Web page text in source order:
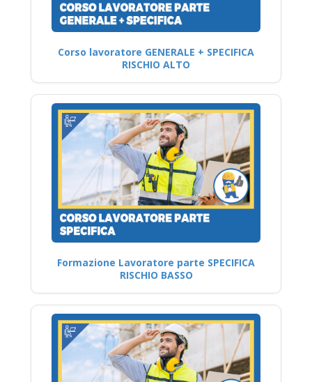
Corso lavoratore GENERALE + SPECIFICA
RISCHIO ALTO
Formazione Lavoratore parte SPECIFICA
RISCHIO BASSO